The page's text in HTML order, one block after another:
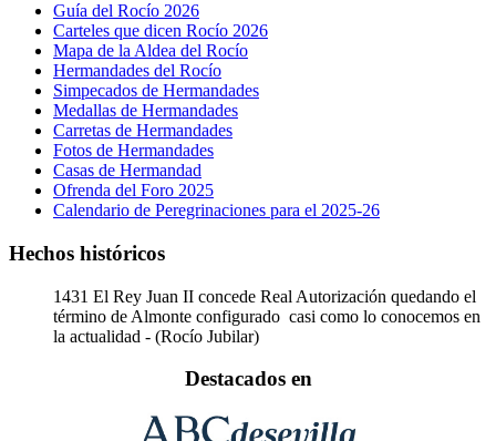
Guía del Rocío 2026
Carteles que dicen Rocío 2026
Mapa de la Aldea del Rocío
Hermandades del Rocío
Simpecados de Hermandades
Medallas de Hermandades
Carretas de Hermandades
Fotos de Hermandades
Casas de Hermandad
Ofrenda del Foro 2025
Calendario de Peregrinaciones para el 2025-26
Hechos históricos
1431 El Rey Juan II concede Real Autorización quedando el
término de Almonte configurado casi como lo conocemos en
la actualidad - (Rocío Jubilar)
Destacados en